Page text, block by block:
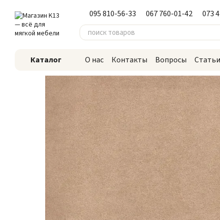
095 810-56-33 067 760-01-42 073
Каталог О нас Контакты Вопросы Статьи